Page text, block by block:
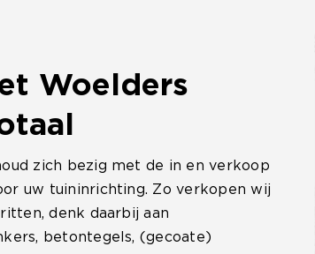
Woelders
zich bezig met de in en verkoop
uw tuininrichting. Zo verkopen wij
denk daarbij aan
betontegels, (gecoate)